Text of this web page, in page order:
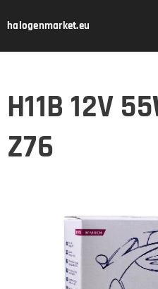
halogenmarket.eu
H11B 12V
Z76